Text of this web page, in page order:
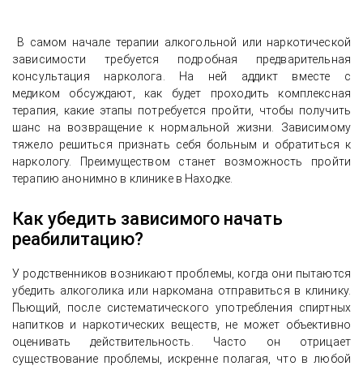
В самом начале терапии алкогольной или наркотической
зависимости требуется подробная предварительная
консультация нарколога. На ней аддикт вместе с
медиком обсуждают, как будет проходить комплексная
терапия, какие этапы потребуется пройти, чтобы получить
шанс на возвращение к нормальной жизни. Зависимому
тяжело решиться признать себя больным и обратиться к
наркологу. Преимуществом станет возможность пройти
терапию анонимно в клинике в Находке.
Как убедить зависимого начать
реабилитацию?
У родственников возникают проблемы, когда они пытаются
убедить алкоголика или наркомана отправиться в клинику.
Пьющий, после систематического употребления спиртных
напитков и наркотических веществ, не может объективно
оценивать действительность. Часто он отрицает
существование проблемы, искренне полагая, что в любой